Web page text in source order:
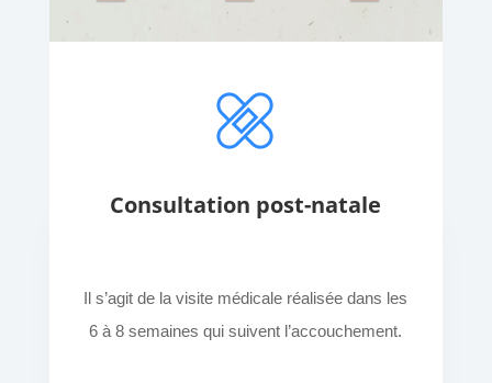
Consultation post-natale
Il s’agit de la visite médicale réalisée dans les
6 à 8 semaines qui suivent l’accouchement.